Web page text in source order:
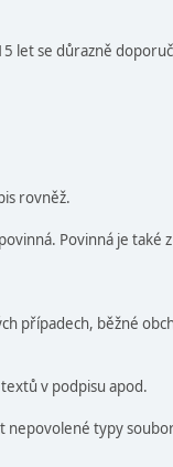
let se důrazně
rovněž.
Povinná je také
případech, běžné
v podpisu apod.
typy